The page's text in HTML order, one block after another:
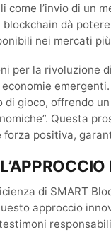
come l’invio di un
dà
nei mercati
per la rivoluzione
di gioco, offrendo
Questa
forza positiva,
di SMART
approccio